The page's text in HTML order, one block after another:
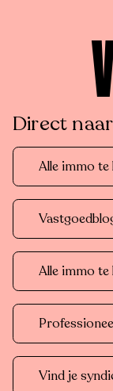
Direct naar
Alle immo te
Alle immo te
Vind je